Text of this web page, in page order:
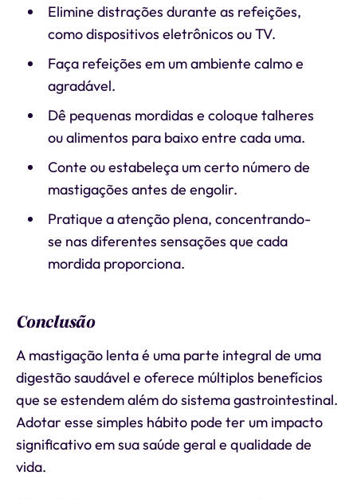
Elimine distrações durante as refeições,
como dispositivos eletrônicos ou TV.
Faça refeições em um ambiente calmo e
agradável.
Dê pequenas mordidas e coloque talheres
ou alimentos para baixo entre cada uma.
Conte ou estabeleça um certo número de
mastigações antes de engolir.
Pratique a atenção plena, concentrando-
se nas diferentes sensações que cada
mordida proporciona.
Conclusão
A mastigação lenta é uma parte integral de uma
digestão saudável e oferece múltiplos benefícios
que se estendem além do sistema gastrointestinal.
Adotar esse simples hábito pode ter um impacto
significativo em sua saúde geral e qualidade de
vida.